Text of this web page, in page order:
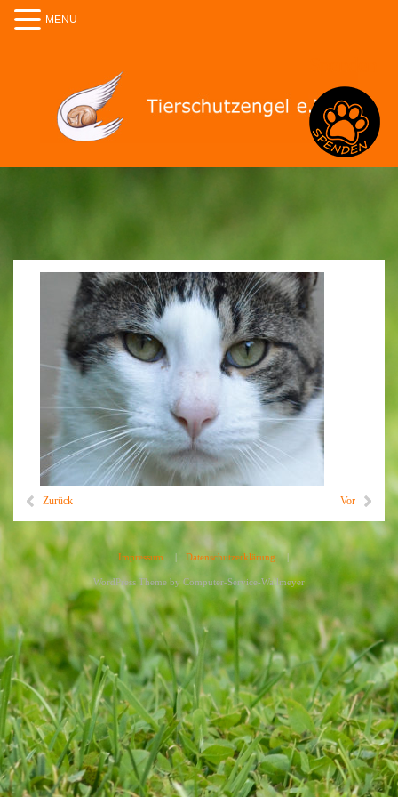
Zurück Vor
Impressum | Datenschutzerklärung |
WordPress Theme by Computer-Service-Wallmeyer
MENU